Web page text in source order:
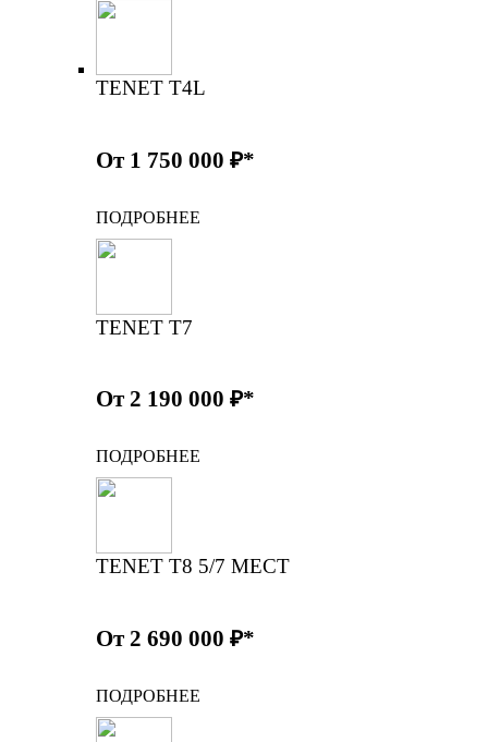
TENET T4L
От 1 750 000 ₽*
ПОДРОБНЕЕ
TENET T7
От 2 190 000 ₽*
ПОДРОБНЕЕ
TENET T8 5/7 МЕСТ
От 2 690 000 ₽*
ПОДРОБНЕЕ